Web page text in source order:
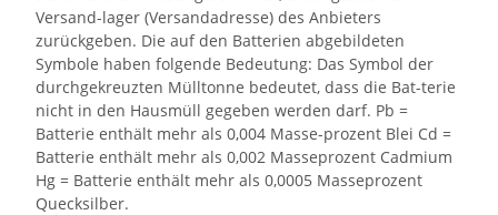
Versand-lager (Versandadresse) des Anbieters
zurückgeben. Die auf den Batterien abgebildeten
Symbole haben folgende Bedeutung: Das Symbol der
durchgekreuzten Mülltonne bedeutet, dass die Bat-terie
nicht in den Hausmüll gegeben werden darf. Pb =
Batterie enthält mehr als 0,004 Masse-prozent Blei Cd =
Batterie enthält mehr als 0,002 Masseprozent Cadmium
Hg = Batterie enthält mehr als 0,0005 Masseprozent
Quecksilber.